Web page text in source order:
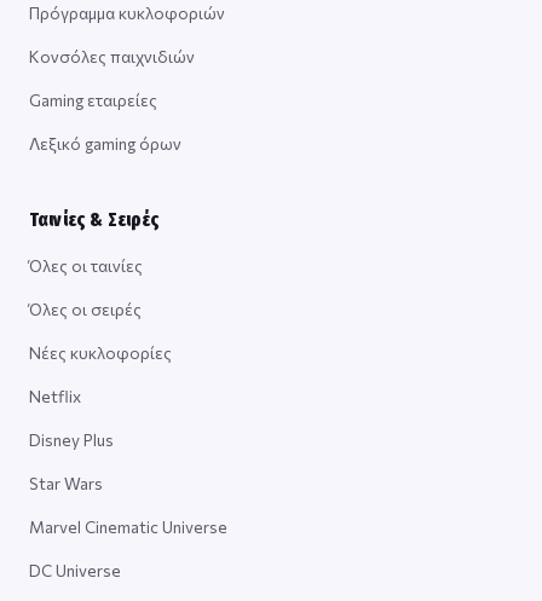
Πρόγραμμα κυκλοφοριών
Κονσόλες παιχνιδιών
Gaming εταιρείες
Λεξικό gaming όρων
Ταινίες & Σειρές
Όλες οι ταινίες
Όλες οι σειρές
Νέες κυκλοφορίες
Netflix
Disney Plus
Star Wars
Marvel Cinematic Universe
DC Universe